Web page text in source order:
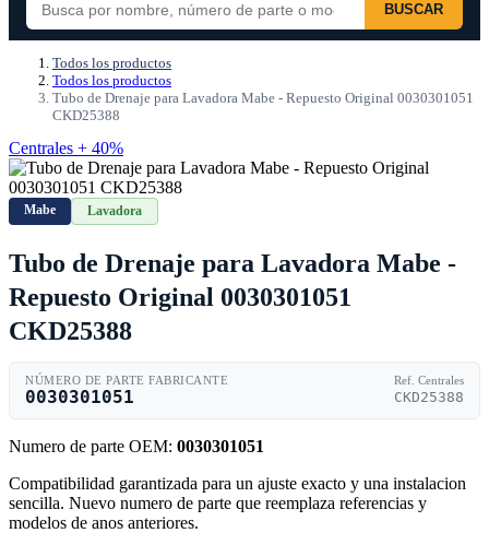
BUSCAR
Todos los productos
Todos los productos
Tubo de Drenaje para Lavadora Mabe - Repuesto Original 0030301051
CKD25388
Centrales + 40%
Mabe Lavadora
Tubo de Drenaje para Lavadora Mabe -
Repuesto Original 0030301051
CKD25388
NÚMERO DE PARTE FABRICANTE
0030301051
Ref. Centrales
CKD25388
Numero de parte OEM: 0030301051
Compatibilidad garantizada para un ajuste exacto y una instalacion
sencilla. Nuevo numero de parte que reemplaza referencias y
modelos de anos anteriores.